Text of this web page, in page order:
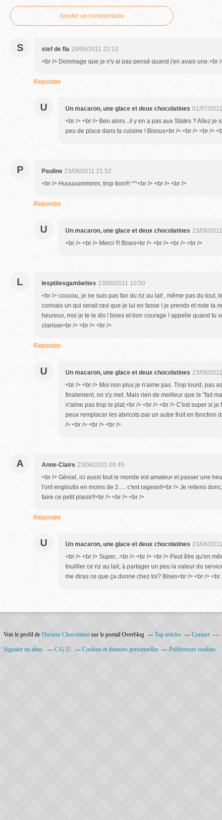
Ajouter un commentaire
S stef de fla 28/06/2011 22:12
<br /> Dommage que je n'y ai pas pensé quand j'en avais une.<br /
Répondre
U Un macaron, une glace et deux chocolatines 01/07/
<br /> <br /> Ben alors...il y en a pas aux States ? Allez je
peu de place dans ta cuisine ! Bisous<br /> <br /> <br />
P Pauline 23/06/2011 21:52
<br /> Huuuuummmm, trop bon!!! ^^<br /> <br /> <br />
Répondre
U Un macaron, une glace et deux chocolatines 23/06/
<br /> <br /> Merci !!! Bises<br /> <br /> <br /> <br />
L lesptitesgambettes 23/06/2011 10:50
<br /> coucou, je ne suis pas fan du riz au lait , même pas du tout,
connais un qui serait ravi que je lui en fasse ! je prends et note ta
heureux, moi je te le dis ! bises et bon courage ! appelle quand tu
clarisse<br /> <br /> <br />
Répondre
U Un macaron, une glace et deux chocolatines 23/06/
<br /> <br /> Moi non plus je n'aime pas. Trop lourd, pas
finalement, on s'y met. Mais rien de meilleur que le "fait
n'aime pas trop le plat.<br /> <br /> <br /> C'est super si
peux remplacer les abricots par un autre fruit en fonction
/> <br /> <br /> <br />
A Anne-Claire 23/06/2011 08:45
<br /> Génial, ici aussi tout le monde est amateur et passer une
l'ont engloutis en moins de 2..... c'est rageant!<br /> Je retiens
faire ce petit plaisir!!<br /> <br /> <br />
Répondre
U Un macaron, une glace et deux chocolatines 23/06/
<br /> <br /> Super...<br /> <br /> <br /> Peut être qu'en
touilller ce riz au lait, à partager un peu la valeur du
me diras ce que ça donne chez toi? Bises<br /> <br /> <br
Voir le profil de Docteur Chocolatine sur le portail Overblog Top articles Contact
Signaler un abus C.G.U. Cookies et données personnelles Préférences cookies